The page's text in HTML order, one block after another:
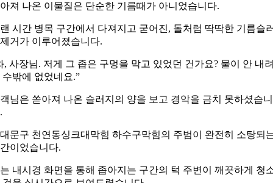
져 나온 이물질은 단순한 기름때가 아니었습니다.
시간 병목 구간에서 다져지고 굳어진, 돌처럼 딱딱한 기름슬
거가 이루어졌습니다.
, 사장님. 저게 그 좁은 구멍을 막고 있었던 건가요? 물이 안 내
수밖에 없었네요.”
님은 쏟아져 나온 슬러지의 양을 보고 경악을 금치 못하셨습니
문구 천연동싱크대막힘 하수구막힘의 주범이 완전히 소탕되
이었습니다.
내시경 화면을 통해 좁아지는 구간의 턱 주변이 깨끗하게 청